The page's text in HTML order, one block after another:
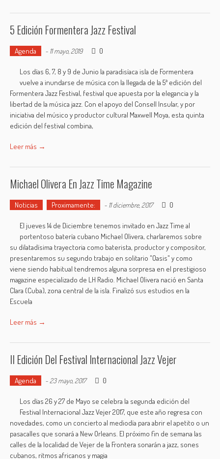
5 Edición Formentera Jazz Festival
Agenda - 11 mayo, 2019 0
Los días 6, 7, 8 y 9 de Junio la paradisíaca isla de Formentera
vuelve a inundarse de música con la llegada de la 5ª edición del
Formentera Jazz Festival, festival que apuesta por la elegancia y la
libertad de la música jazz. Con el apoyo del Consell Insular, y por
iniciativa del músico y productor cultural Maxwell Moya, esta quinta
edición del festival combina,
Leer más →
Michael Olivera En Jazz Time Magazine
Noticias Proximamente: - 11 diciembre, 2017 0
El jueves 14 de Diciembre tenemos invitado en Jazz Time al
portentoso batería cubano Michael Olivera, charlaremos sobre
su dilatadísima trayectoria como baterista, productor y compositor,
presentaremos su segundo trabajo en solitario "Oasis" y como
viene siendo habitual tendremos alguna sorpresa en el prestigioso
magazine especializado de LH Radio. Michael Olivera nació en Santa
Clara (Cuba), zona central de la isla. Finalizó sus estudios en la
Escuela
Leer más →
II Edición Del Festival Internacional Jazz Vejer
Agenda - 23 mayo, 2017 0
Los días 26 y 27 de Mayo se celebra la segunda edición del
Festival Internacional Jazz Vejer 2017, que este año regresa con
novedades, como un concierto al mediodía para abrir el apetito o un
pasacalles que sonará a New Orleans. El próximo fin de semana las
calles de la localidad de Vejer de la Frontera sonarán a jazz, sones
cubanos, ritmos africanos y magia